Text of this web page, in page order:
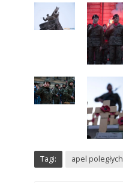
Tagi: apel poległych